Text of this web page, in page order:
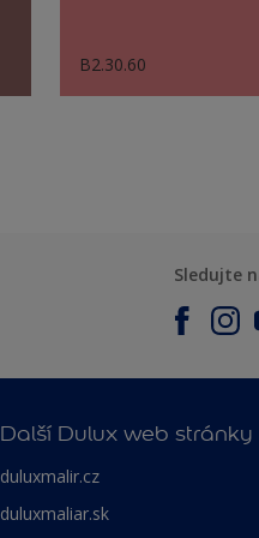
B2.30.60
Sledujte
Další Dulux web stránky
duluxmalir.cz
duluxmaliar.sk